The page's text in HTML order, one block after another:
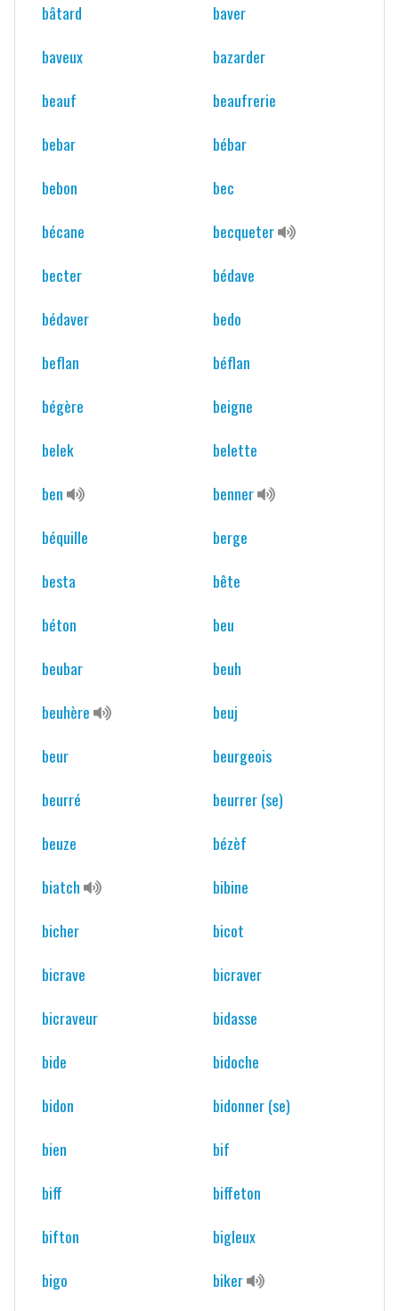
bâtard
baver
baveux
bazarder
beauf
beaufrerie
bebar
bébar
bebon
bec
bécane
becqueter
becter
bédave
bédaver
bedo
beflan
béflan
bégère
beigne
belek
belette
ben
benner
béquille
berge
besta
bête
béton
beu
beubar
beuh
beuhère
beuj
beur
beurgeois
beurré
beurrer (se)
beuze
bézèf
biatch
bibine
bicher
bicot
bicrave
bicraver
bicraveur
bidasse
bide
bidoche
bidon
bidonner (se)
bien
bif
biff
biffeton
bifton
bigleux
bigo
biker